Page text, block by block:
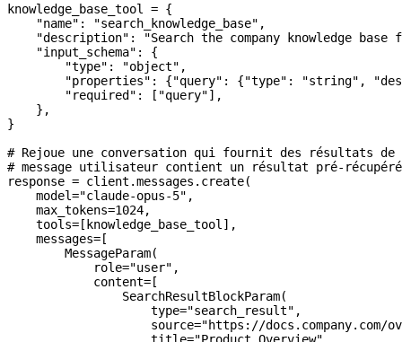
knowledge_base_tool = {
    "name"
: "search_knowledge_base" ,
    "description"
:
"Search the company knowledge
    "input_schema"
: {
        "type"
: "object" ,
        "properties"
: {"query" : {"type" : "string" ,
        "required"
: [ "query"],
    },
}
# Rejoue une conversation qui fournit des résultats de
# message utilisateur contient un résultat pré-
response = client.messages.create(
    model
="claude-opus-5" ,
    max_tokens
=1024,
    tools
= [knowledge_base_tool],
    messages
= [
        MessageParam(
            role
="user" ,
            content
= [
                SearchResultBlockParam(
                    type
="search_result" ,
                    source
="https://docs.company.com/
                    title
="Product Overview" ,